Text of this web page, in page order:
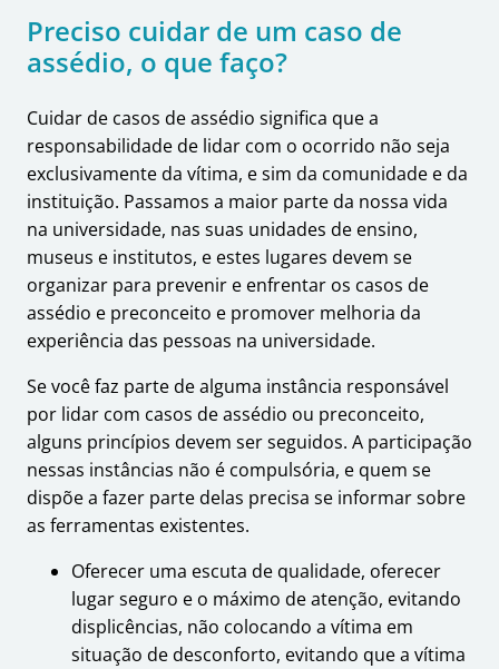
Preciso cuidar de um caso de
assédio, o que faço?
Cuidar de casos de assédio significa que a
responsabilidade de lidar com o ocorrido não seja
exclusivamente da vítima, e sim da comunidade e da
instituição. Passamos a maior parte da nossa vida
na universidade, nas suas unidades de ensino,
museus e institutos, e estes lugares devem se
organizar para prevenir e enfrentar os casos de
assédio e preconceito e promover melhoria da
experiência das pessoas na universidade.
Se você faz parte de alguma instância responsável
por lidar com casos de assédio ou preconceito,
alguns princípios devem ser seguidos. A participação
nessas instâncias não é compulsória, e quem se
dispõe a fazer parte delas precisa se informar sobre
as ferramentas existentes.
Oferecer uma escuta de qualidade, oferecer
lugar seguro e o máximo de atenção, evitando
displicências, não colocando a vítima em
situação de desconforto, evitando que a vítima